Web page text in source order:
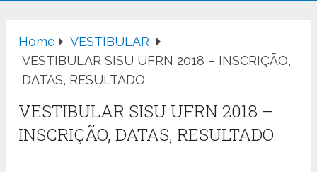
Home
VESTIBULAR
VESTIBULAR SISU UFRN 2018 – INSCRIÇÃO,
DATAS, RESULTADO
VESTIBULAR SISU UFRN 2018 –
INSCRIÇÃO, DATAS, RESULTADO